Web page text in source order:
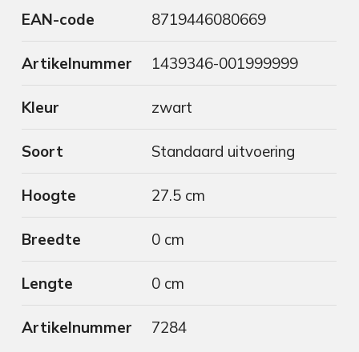
EAN-code 8719446080669
Artikelnummer 1439346-001999999
Kleur zwart
Soort Standaard uitvoering
Hoogte 27.5 cm
Breedte 0 cm
Lengte 0 cm
Artikelnummer 7284